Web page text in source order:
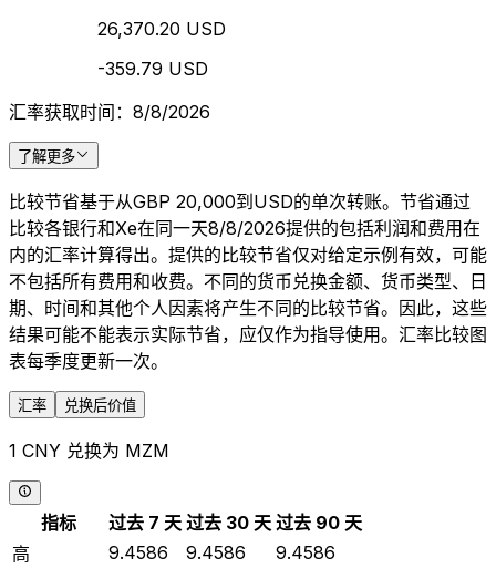
26,370.20 USD
-359.79 USD
汇率获取时间：8/8/2026
了解更多
比较节省基于从GBP 20,000到USD的单次转账。节省通过
比较各银行和Xe在同一天8/8/2026提供的包括利润和费用在
内的汇率计算得出。提供的比较节省仅对给定示例有效，可能
不包括所有费用和收费。不同的货币兑换金额、货币类型、日
期、时间和其他个人因素将产生不同的比较节省。因此，这些
结果可能不能表示实际节省，应仅作为指导使用。汇率比较图
表每季度更新一次。
汇率 兑换后价值
1 CNY 兑换为 MZM
指标 过去 7 天 过去 30 天 过去 90 天
高
9.4586 9.4586
9.4586